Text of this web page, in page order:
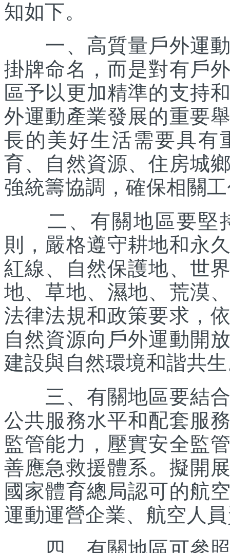
知如下。
一、高質量戶外運動
掛牌命名，而是對有戶
區予以更加精準的支持
外運動產業發展的重要
長的美好生活需要具有
育、自然資源、住房城
強統籌協調，確保相關
二、有關地區要堅
則，嚴格遵守耕地和永
紅線、自然保護地、世
地、草地、濕地、荒漠
法律法規和政策要求，
自然資源向戶外運動開
建設與自然環境和諧共
三、有關地區要結合
公共服務水平和配套服
監管能力，壓實安全監
善應急救援體系。擬開
國家體育總局認可的航
運動運營企業、航空人
四、有關地區可參照